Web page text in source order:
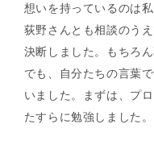
想いを持っているのは
荻野さんとも相談のう
決断しました。もちろ
でも、自分たちの言葉
いました。まずは、プ
たすらに勉強しました。